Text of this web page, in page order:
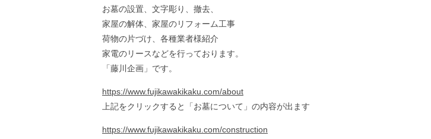
お墓の設置、文字彫り、撤去、
家屋の解体、家屋のリフォーム工事
荷物の片づけ、各種業者様紹介
家電のリースなどを行っております。
「藤川企画」です。
https://www.fujikawakikaku.com/about
上記をクリックすると「お墓について」の内容が出ます
https://www.fujikawakikaku.com/construction